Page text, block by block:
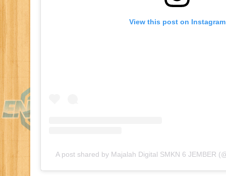
View this post on Instagram
A post shared by Majalah Digital SMKN 6 JEMBER